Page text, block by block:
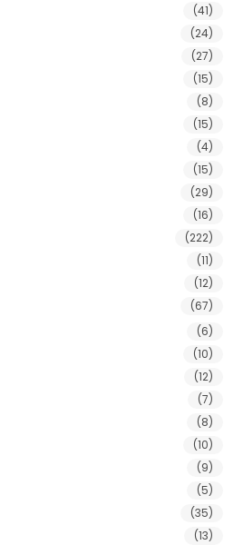
(41)
(24)
(27)
(15)
(8)
(15)
(4)
(15)
(29)
(16)
(222)
(11)
(12)
(67)
(6)
(10)
(12)
(7)
(8)
(10)
(9)
(5)
(35)
(13)